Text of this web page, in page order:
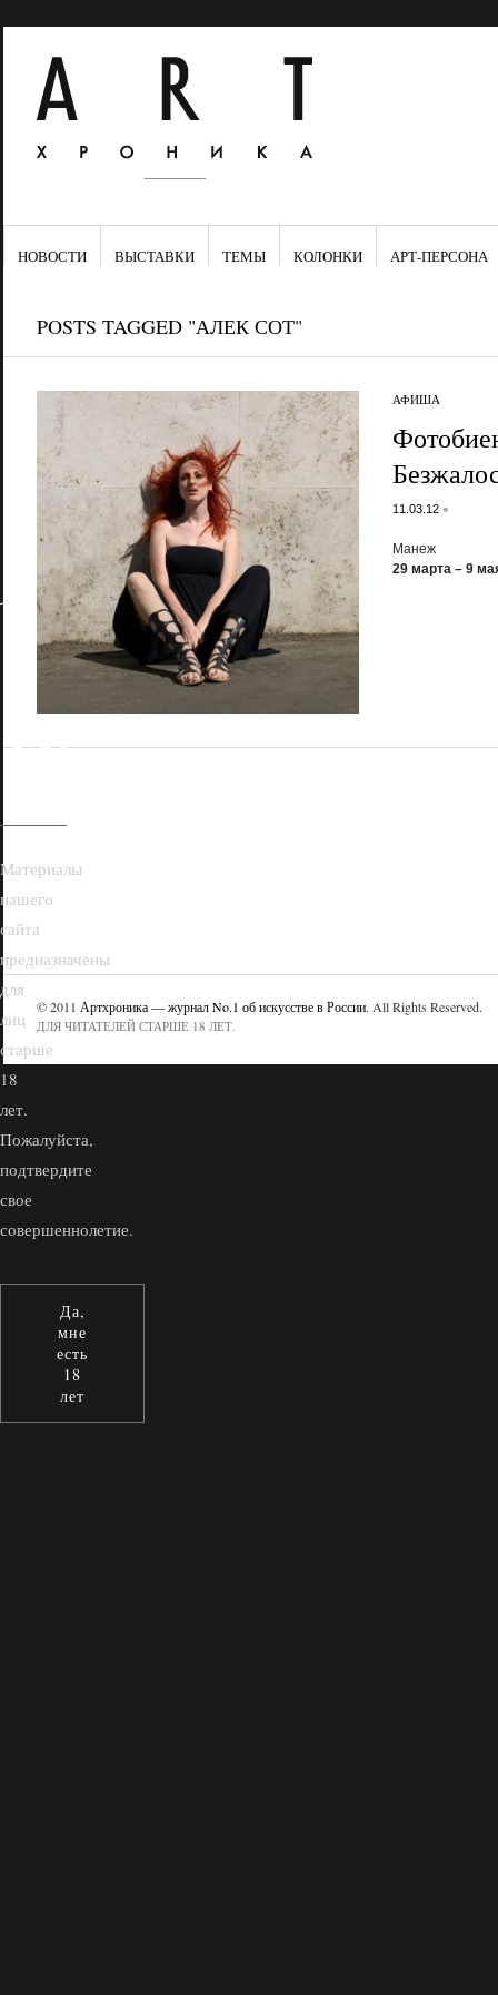
НОВОСТИ ВЫСТАВКИ ТЕМЫ КОЛОНКИ АРТ-ПЕРСОНА
POSTS TAGGED "АЛЕК СОТ"
АФИША
11.03.12 •
Манеж
29 марта – 9
© 2011 Артхроника — журнал No.1 об искусстве в России. All Rights Reserved.
ДЛЯ ЧИТАТЕЛЕЙ СТАРШЕ 18 ЛЕТ.
18+
Материалы
нашего
сайта
предназначены
для
лиц
старше
18
лет.
Пожалуйста,
подтвердите
свое
совершеннолетие.
Да,
мне
есть
18
лет